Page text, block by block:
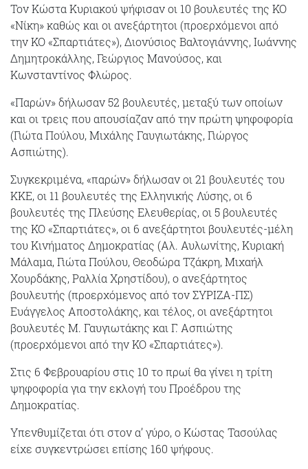
Τον Κώστα Κυριακού ψήφισαν οι 10 βουλευτές της ΚΟ
«Νίκη» καθώς και οι ανεξάρτητοι (προερχόμενοι από
την ΚΟ «Σπαρτιάτες»), Διονύσιος Βαλτογιάννης, Ιωάννης
Δημητροκάλλης, Γεώργιος Μανούσος, και
Κωνσταντίνος Φλώρος.
«Παρών» δήλωσαν 52 βουλευτές, μεταξύ των οποίων
και οι τρεις που απουσίαζαν από την πρώτη ψηφοφορία
(Γιώτα Πούλου, Μιχάλης Γαυγιωτάκης, Γιώργος
Ασπιώτης).
Συγκεκριμένα, «παρών» δήλωσαν οι 21 βουλευτές του
ΚΚΕ, οι 11 βουλευτές της Ελληνικής Λύσης, οι 6
βουλευτές της Πλεύσης Ελευθερίας, οι 5 βουλευτές
της ΚΟ «Σπαρτιάτες», οι 6 ανεξάρτητοι βουλευτές-μέλη
του Κινήματος Δημοκρατίας (Αλ. Αυλωνίτης, Κυριακή
Μάλαμα, Γιώτα Πούλου, Θεοδώρα Τζάκρη, Μιχαήλ
Χουρδάκης, Ραλλία Χρηστίδου), ο ανεξάρτητος
βουλευτής (προερχόμενος από τον ΣΥΡΙΖΑ-ΠΣ)
Ευάγγελος Αποστολάκης, και τέλος, οι ανεξάρτητοι
βουλευτές Μ. Γαυγιωτάκης και Γ. Ασπιώτης
(προερχόμενοι από την ΚΟ «Σπαρτιάτες»).
Στις 6 Φεβρουαρίου στις 10 το πρωί θα γίνει η τρίτη
ψηφοφορία για την εκλογή του Προέδρου της
Δημοκρατίας.
Υπενθυμίζεται ότι στον α’ γύρο, ο Κώστας Τασούλας
είχε συγκεντρώσει επίσης 160 ψήφους.